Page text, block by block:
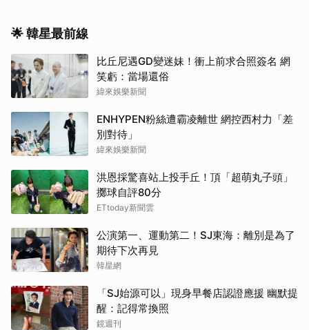
🌟 韓星最前線
比丘尼遇GD變迷妹！衝上前求合照簽名 網
笑虧：當場還俗
緯來娛樂新聞
ENHYPEN粉絲遭霸凌離世 網控西村力「差
別對待」
緯來娛樂新聞
洪恩採驚喜站上投手丘！頂「超萌丸子頭」
擲球自評80分
ETtoday新聞雲
公演第一、運動第二！SJ東海：離別是為了
期待下次再見
韓星網
「SJ始源可以」現身早餐店認證應援 幽默提
醒：記得常換照
鏡週刊